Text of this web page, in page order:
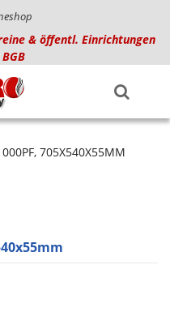
& öffentl. Einrichtungen
705X540X55MM